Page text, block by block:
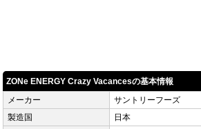
ZONe ENERGY Crazy Vacancesの基本情報
メーカー
サントリーフーズ
製造国
日本